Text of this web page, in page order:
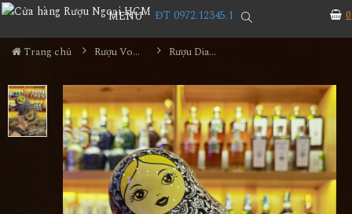
0
MENU ĐT 0972.12345.1
Trang chủ Rượu Vodka Rượu Diamond Doll Vodka Silver